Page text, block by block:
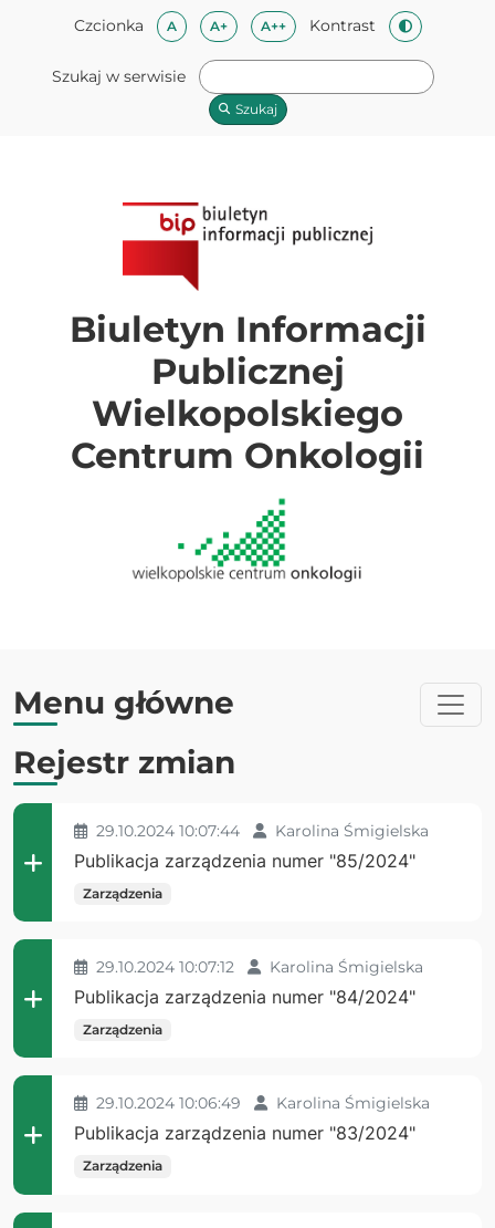
Przeskocz do treści
Mapa strony
Przeskocz do stopki
Czcionka ACzcionka domyślna
A+Czcionka średnia
A++Czcionka duża
Kontrast
Zmień
Szukaj w serwisie
Szukaj
Biuletyn Informacji
Publicznej
Wielkopolskiego
Centrum Onkologii
Menu główne
Rejestr zmian
29.10.2024 10:07:44 Karolina Śmigielska
Publikacja zarządzenia numer "85/2024"
Zarządzenia
29.10.2024 10:07:12 Karolina Śmigielska
Publikacja zarządzenia numer "84/2024"
Zarządzenia
29.10.2024 10:06:49 Karolina Śmigielska
Publikacja zarządzenia numer "83/2024"
Zarządzenia